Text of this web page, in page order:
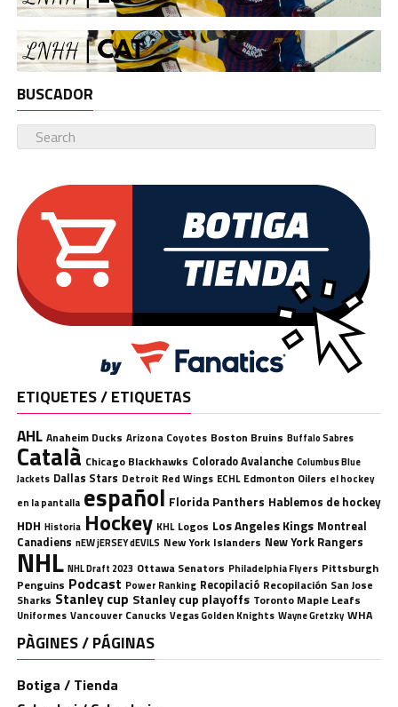
BUSCADOR
ETIQUETES / ETIQUETAS
AHL Anaheim Ducks Arizona Coyotes Boston Bruins Buffalo Sabres
Català Chicago Blackhawks Colorado Avalanche Columbus Blue
Jackets Dallas Stars Detroit Red Wings ECHL Edmonton Oilers el hockey
en la pantalla español Florida Panthers Hablemos de hockey
HDH Historia Hockey KHL Logos Los Angeles Kings Montreal
Canadiens nEW jERSEY dEVILS New York Islanders New York Rangers
NHL NHL Draft 2023 Ottawa Senators Philadelphia Flyers Pittsburgh
Penguins Podcast Power Ranking Recopilació Recopilación San Jose
Sharks Stanley cup Stanley cup playoffs Toronto Maple Leafs
Uniformes Vancouver Canucks Vegas Golden Knights Wayne Gretzky WHA
PÀGINES / PÁGINAS
Botiga / Tienda